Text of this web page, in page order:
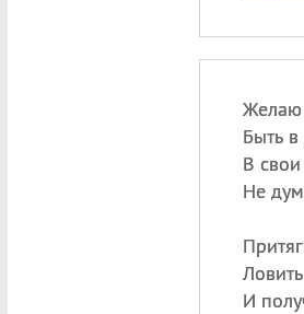
Желаю
Быть
В
Не
И